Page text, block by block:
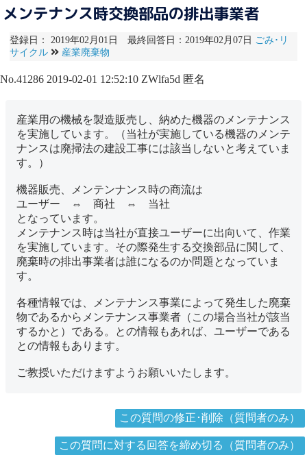
メンテナンス時交換部品の排出事業者
登録日： 2019年02月01日 最終回答日：2019年02月07日 ごみ･リ
サイクル
産業廃棄物
No.41286 2019-02-01 12:52:10 ZWlfa5d 匿名
産業用の機械を製造販売し、納めた機器のメンテナンス
を実施しています。（当社が実施している機器のメンテ
ナンスは廃掃法の建設工事には該当しないと考えていま
す。）
機器販売、メンテンナンス時の商流は
ユーザー ⇔ 商社 ⇔ 当社
となっています。
メンテナンス時は当社が直接ユーザーに出向いて、作業
を実施しています。その際発生する交換部品に関して、
廃棄時の排出事業者は誰になるのか問題となっていま
す。
各種情報では、メンテナンス事業によって発生した廃棄
物であるからメンテナンス事業者（この場合当社が該当
するかと）である。との情報もあれば、ユーザーである
との情報もあります。
ご教授いただけますようお願いいたします。
この質問の修正･削除（質問者のみ）
この質問に対する回答を締め切る（質問者のみ）